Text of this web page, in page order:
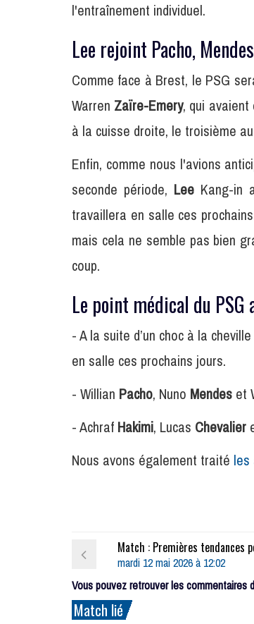
l'entraînement individuel.
Lee rejoint Pacho,
Comme face à Brest, le PSG
Warren Zaïre-Emery, qui avaient
à la cuisse droite, le troisième
Enfin, comme nous l'avions
seconde période, Lee Kang-in
travaillera en salle ces
mais cela ne semble pas bien
coup.
Le point médical du PSG
- A la suite d’un choc à la
en salle ces prochains jours.
- Willian Pacho, Nuno Mendes et
- Achraf Hakimi, Lucas Chevalier
Nous avons également traité les
mardi 12 mai 2026 à 12:02
Vous pouvez retrouver les commentaires
Match lié